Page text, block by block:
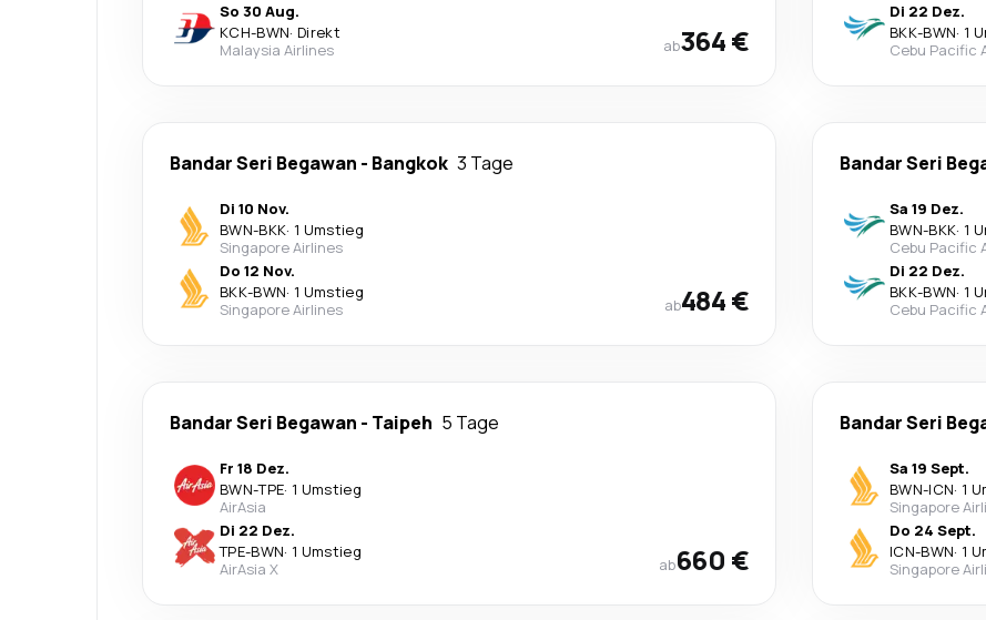
So 30 Aug.
KCH-BWN· Direkt
Malaysia Airlines
ab364 €
Di 22 Dez.
BKK-BWN· 1
Cebu Pacific
Bandar Seri Begawan - Bangkok 3 Tage
Di 10 Nov.
BWN-BKK· 1 Umstieg
Singapore Airlines
Do 12 Nov.
BKK-BWN· 1 Umstieg
Singapore Airlines
ab484 €
Bandar Seri
Sa 19 Dez.
BWN-BKK· 1
Cebu Pacific
Di 22 Dez.
BKK-BWN· 1
Cebu Pacific
Bandar Seri Begawan - Taipeh 5 Tage
Fr 18 Dez.
BWN-TPE· 1 Umstieg
AirAsia
Di 22 Dez.
TPE-BWN· 1 Umstieg
AirAsia X
ab660 €
Bandar Seri
Sa 19 Sept.
BWN-ICN· 1
Singapore
Do 24 Sept.
ICN-BWN· 1
Singapore